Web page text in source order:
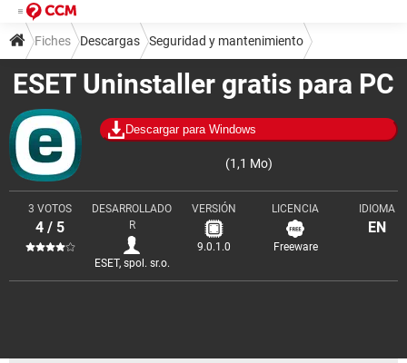
ESET Uninstaller gratis para PC
Descargar para Windows
(1,1 Mo)
3 VOTOS
4 / 5
DESARROLLADO
R
ESET, spol. sr.o.
VERSIÓN
9.0.1.0
LICENCIA
Freeware
IDIOMA
EN
Fiches Descargas Seguridad y mantenimiento
Limpieza y optimización